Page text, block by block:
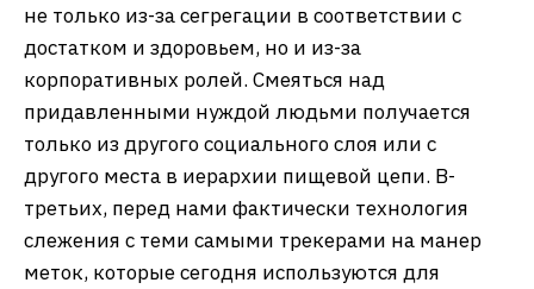
не только из-за сегрегации в соответствии с
достатком и здоровьем, но и из-за
корпоративных ролей. Смеяться над
придавленными нуждой людьми получается
только из другого социального слоя или с
другого места в иерархии пищевой цепи. В-
третьих, перед нами фактически технология
слежения с теми самыми трекерами на манер
меток, которые сегодня используются для